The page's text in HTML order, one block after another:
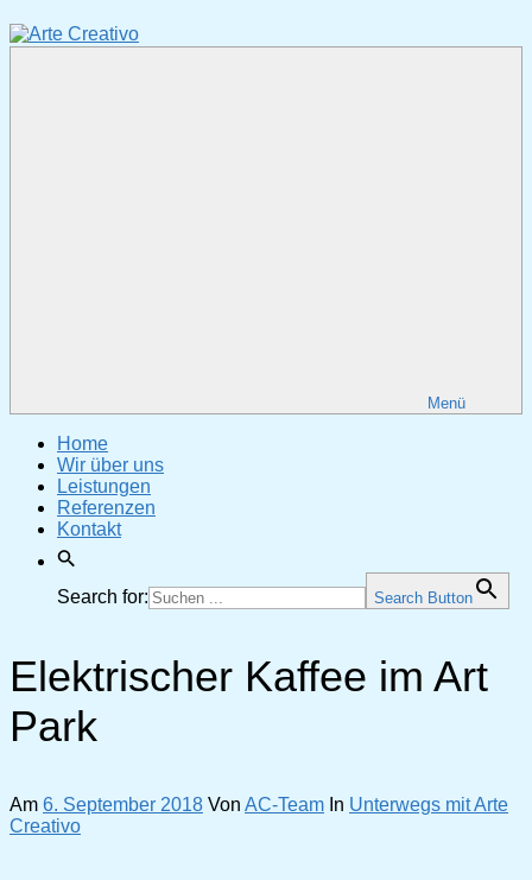
Inhalt
Menü
Home
Wir über uns
Leistungen
Referenzen
Kontakt
Search for: Search Button
Elektrischer Kaffee im Art
Park
Am 6. September 2018 Von AC-Team In Unterwegs mit Arte
Creativo